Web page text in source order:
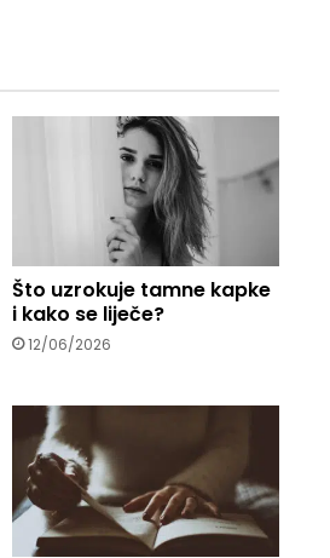
Što uzrokuje tamne kapke
i kako se liječe?
12/06/2026